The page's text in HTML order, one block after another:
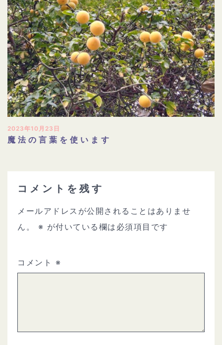
2023年10月23日
魔法の言葉を使います
コメントを残す
メールアドレスが公開されることはありませ
ん。
※ が付いている欄は必須項目です
コメント ※